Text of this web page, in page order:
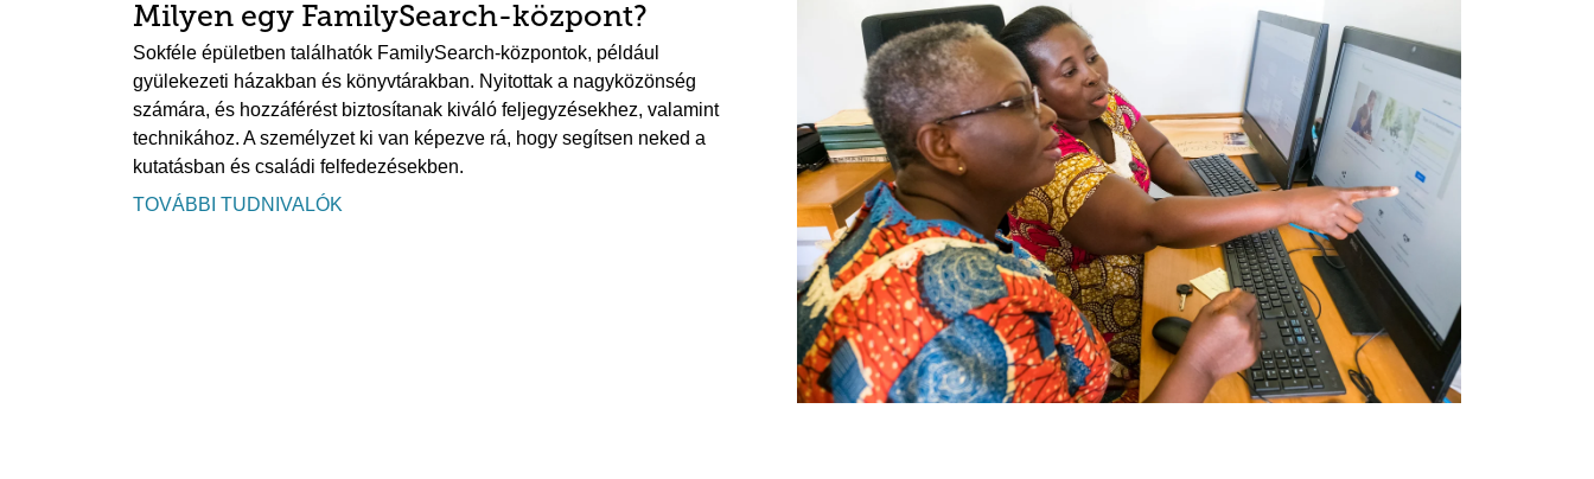
Milyen egy FamilySearch-központ?
Sokféle épületben találhatók FamilySearch-központok, például
gyülekezeti házakban és könyvtárakban. Nyitottak a nagyközönség
számára, és hozzáférést biztosítanak kiváló feljegyzésekhez, valamint
technikához. A személyzet ki van képezve rá, hogy segítsen neked a
kutatásban és családi felfedezésekben.
TOVÁBBI TUDNIVALÓK